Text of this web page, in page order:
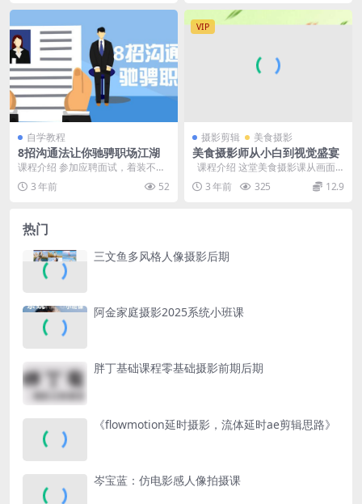
自学教程
8招沟通法让你驰骋职场江湖
课程介绍 参加应聘面试，着装不得
体，错失应聘机会？出席各种场
合，搭配出洋相，衣着...
3 年前 52
VIP
摄影剪辑 美食摄影
美食摄影师从小白到视觉盛宴
课程介绍 这堂美食摄影课从画面
的设计开始，带领各位使用一台简
单的相...
3 年前 325 12.9
热门
三文鱼多风格人像摄影后期
阿金家庭摄影2025系统小班课
胖丁基础课程零基础摄影前期后期
《flowmotion延时摄影，流体延时ae剪辑思路》
岑宝蓝：仿电影感人像拍摄课